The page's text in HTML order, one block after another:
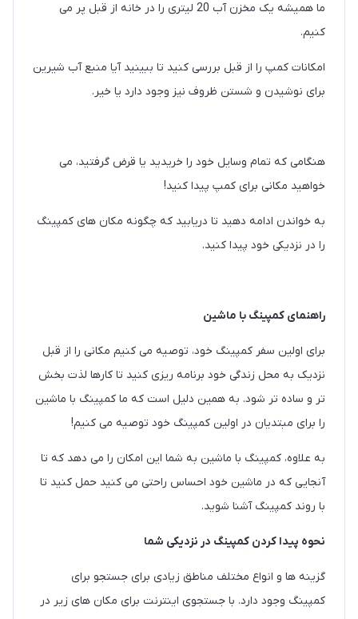
ما همیشه یک مخزن آب 20 لیتری را در خانه از قبل پر می
کنیم.
امکانات کمپ را از قبل بررسی کنید تا ببینید آیا منبع آب شیرین
برای نوشیدن و شستن ظروف نیز وجود دارد یا خیر.
هنگامی که تمام وسایل خود را خریدید یا قرض گرفتید، می
خواهید مکانی برای کمپ پیدا کنید!
به خواندن ادامه دهید تا دریابید که چگونه مکان های کمپینگ
را در نزدیکی خود پیدا کنید.
راهنمای کمپینگ با ماشین
برای اولین سفر کمپینگ خود، توصیه می کنیم مکانی را از قبل
نزدیک به محل زندگی خود برنامه ریزی کنید تا کارها لذت بخش
تر و ساده تر شود. به همین دلیل است که ما کمپینگ با ماشین
را برای مبتدیان در اولین کمپینگ خود توصیه می کنیم!
به علاوه، کمپینگ با ماشین به شما این امکان را می دهد که تا
آنجایی که در ماشین خود احساس راحتی می کنید حمل کنید تا
با روند کمپینگ آشنا شوید.
نحوه پیدا کردن کمپینگ در نزدیکی شما
گزینه ها و انواع مختلف مناطق زیادی برای جستجو برای
کمپینگ وجود دارد. با جستجوی اینترنت برای مکان های زیر در